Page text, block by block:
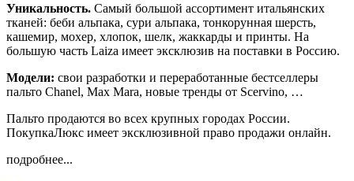
Уникальность. Самый большой ассортимент итальянских
тканей: беби альпака, сури альпака, тонкорунная шерсть,
кашемир, мохер, хлопок, шелк, жаккарды и принты. На
большую часть Laiza имеет эксклюзив на поставки в Россию.
Модели: свои разработки и переработанные бестселлеры
пальто Chanel, Max Mara, новые тренды от Scervino, …
Пальто продаются во всех крупных городах России.
ПокупкаЛюкс имеет эксклюзивной право продажи онлайн.
подробнее...